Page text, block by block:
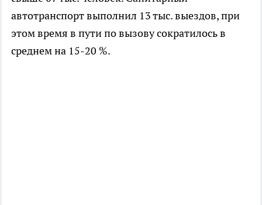
автотранспорт выполнил 13 тыс. выездов, при
этом время в пути по вызову сократилось в
среднем на 15-20 %.